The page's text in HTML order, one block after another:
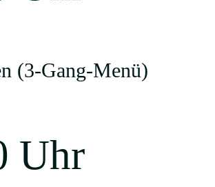
(3-Gang-Menü)
Uhr